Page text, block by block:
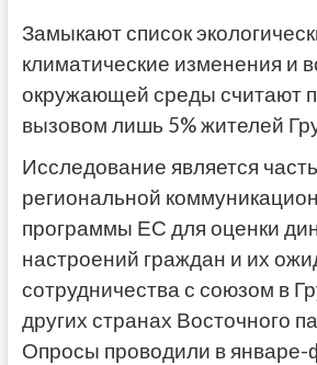
Замыкают список
климатические изменения и
окружающей среды считают
вызовом лишь 5% жителей
Исследование является
региональной
программы ЕС для оценки
настроений граждан и их
сотрудничества с союзом в
других странах Восточного
Опросы проводили в